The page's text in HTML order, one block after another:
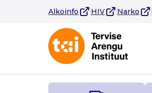
Alkoinfo HIV Narko